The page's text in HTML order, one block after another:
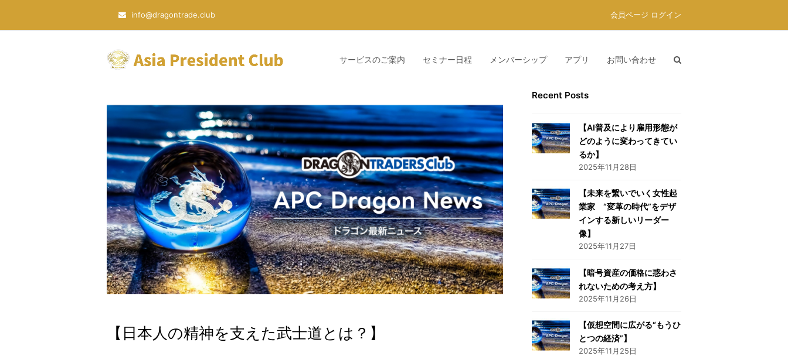
info@dragontrade.club 会員ページ ログイン
サービスのご案内 セミナー日程 メンバーシップ アプリ お問い合わせ
【日本人の精神を支えた武士道とは？】
Recent Posts
【AI普及により雇用形態が
どのように変わってきてい
るか】
2025年11月28日
【未来を繋いでいく女性起
業家 “変革の時代”をデザ
インする新しいリーダー
像】
2025年11月27日
【暗号資産の価格に惑わさ
れないための考え方】
2025年11月26日
【仮想空間に広がる“もうひ
とつの経済”】
2025年11月25日